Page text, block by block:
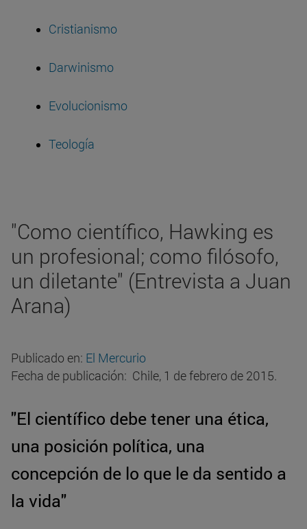
Cristianismo
Darwinismo
Evolucionismo
Teología
"Como científico, Hawking es
un profesional; como filósofo,
un diletante" (Entrevista a Juan
Arana)
Publicado en: El Mercurio
Fecha de publicación: Chile, 1 de febrero de 2015.
"El científico debe tener una ética,
una posición política, una
concepción de lo que le da sentido a
la vida"